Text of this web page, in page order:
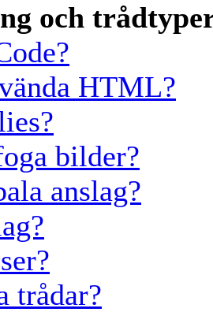
och
HTML?
bilder?
anslag?
trådar?